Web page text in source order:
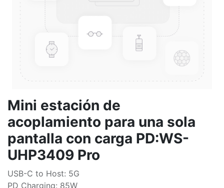
Mini estación de
acoplamiento para una sola
pantalla con carga PD:WS-
UHP3409 Pro
USB-C to Host: 5G
PD Charging: 85W